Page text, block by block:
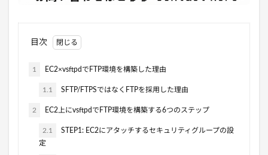
目次
1 EC2×vsftpdでFTP環境を構築した理由
1.1 SFTP/FTPSではなくFTPを採用した理由
2 EC2上にvsftpdでFTP環境を構築する6つのステップ
2.1
STEP1: EC2にアタッチするセキュリティグループの設
定